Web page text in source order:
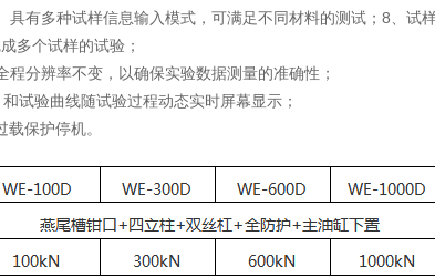
具有多种试样信息输入模式，可满足不同材料的测试；8、试
多个试样的试验；
分辨率不变，以确保实验数据测量的准确性；
试验曲线随试验过程动态实时屏幕显示；
保护停机。